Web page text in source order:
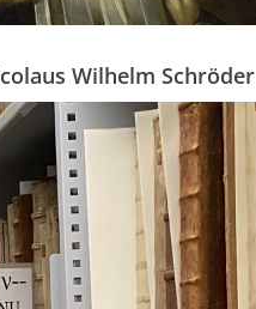
Wilhelm Schröder